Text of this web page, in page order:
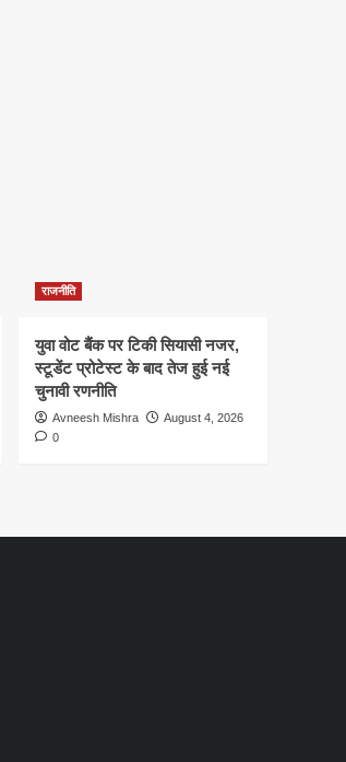
राजनीति
युवा वोट बैंक पर टिकी सियासी नजर,
स्टूडेंट प्रोटेस्ट के बाद तेज हुई नई
चुनावी रणनीति
Avneesh Mishra
August 4, 2026
0